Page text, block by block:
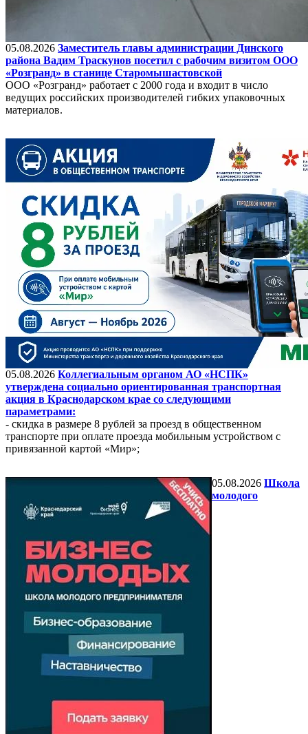
05.08.2026 Заместитель главы администрации Динского
района Вадим Траскунов посетил с рабочим визитом ООО
«Розгранд» в станице Старомышастовской
ООО «Розгранд» работает с 2000 года и входит в число
ведущих российских производителей гибких упаковочных
материалов.
05.08.2026 Коллегиальным органом АО «НСПК»
утверждена социально ориентированная транспортная
акция в Краснодарском крае со следующими
параметрами:
- скидка в размере 8 рублей за проезд в общественном
транспорте при оплате проезда мобильным устройством с
привязанной картой «Мир»;
05.08.2026 Школа
молодого